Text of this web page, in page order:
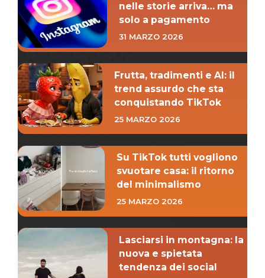
nelle storie arriva… ma
solo a pagamento
31 MARZO 2026
Frutta, tradimenti e AI: il
trend assurdo che sta
conquistando TikTok
25 MARZO 2026
Su TikTok tutti vogliono
svuotare casa: il ritorno
del minimalismo
25 MARZO 2026
Lasciarsi in montagna: la
nuova e spietata
tendenza dei social